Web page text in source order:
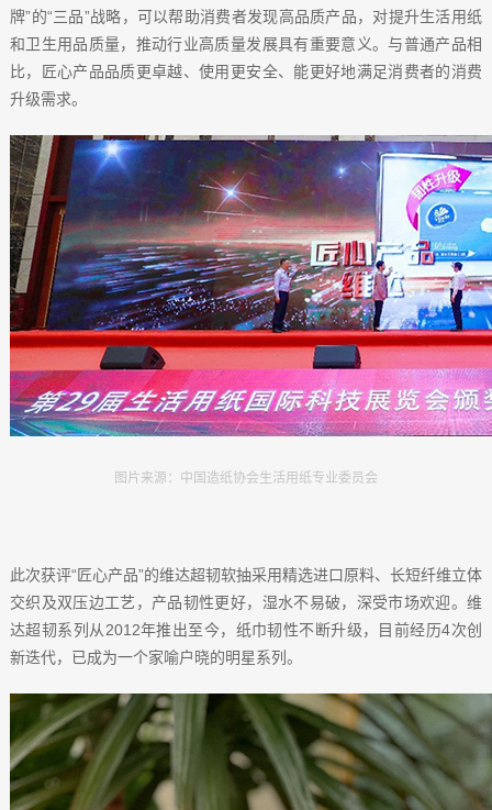
牌”的“三品”战略，可以帮助消费者发现高品质产品，对提升生活用纸
和卫生用品质量，推动行业高质量发展具有重要意义。与普通产品相
比，匠心产品品质更卓越、使用更安全、能更好地满足消费者的消费
升级需求。
图片来源：中国造纸协会生活用纸专业委员会
此次获评“匠心产品”的维达超韧软抽采用精选进口原料、长短纤维立体
交织及双压边工艺，产品韧性更好，湿水不易破，深受市场欢迎。维
达超韧系列从2012年推出至今，纸巾韧性不断升级，目前经历4次创
新迭代，已成为一个家喻户晓的明星系列。